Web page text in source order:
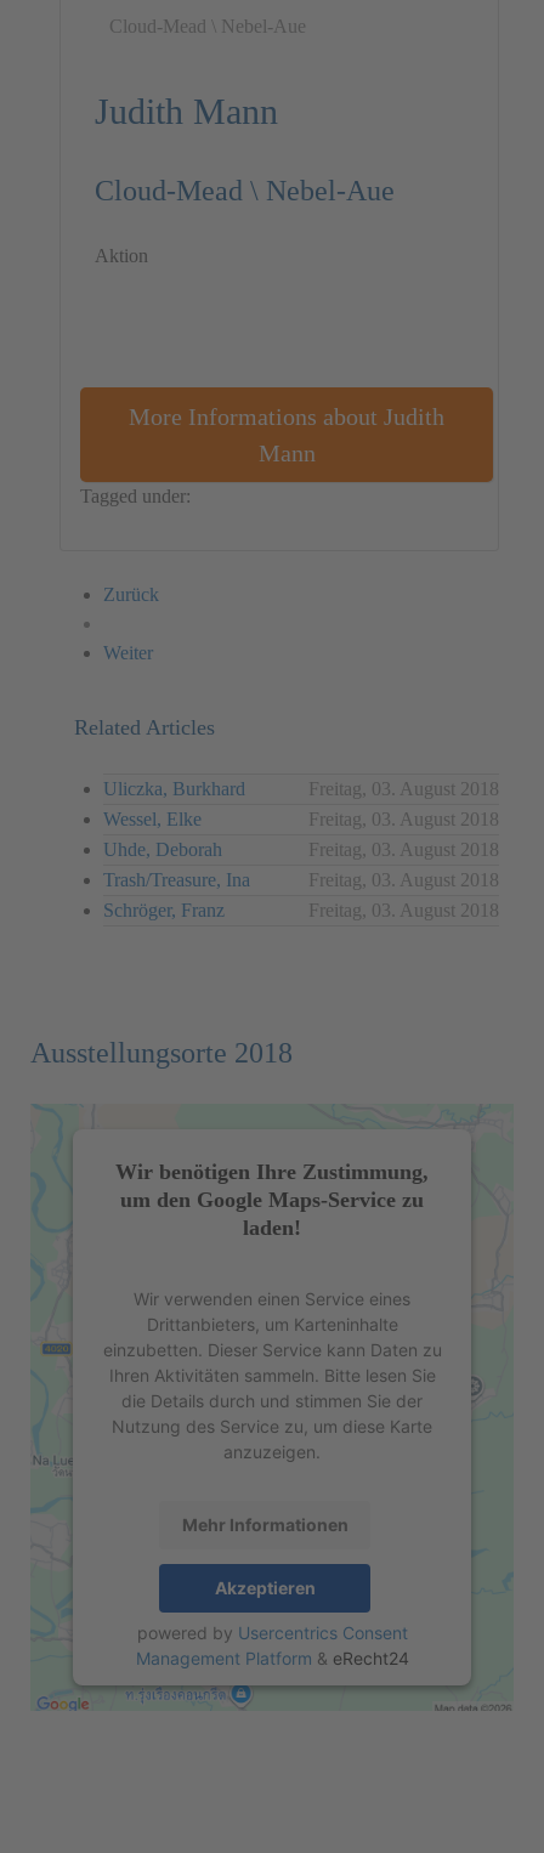
Cloud-Mead \ Nebel-Aue
Judith Mann
Cloud-Mead \ Nebel-Aue
Aktion
More Informations about Judith
Mann
Tagged under:
Zurück
Weiter
Related Articles
Uliczka, Burkhard
Freitag, 03. August 2018
Wessel, Elke
Freitag, 03. August 2018
Uhde, Deborah
Freitag, 03. August 2018
Trash/Treasure, Ina
Freitag, 03. August 2018
Schröger, Franz
Freitag, 03. August 2018
Ausstellungsorte 2018
Wir benötigen Ihre Zustimmung,
um den Google Maps-Service zu
laden!
Wir verwenden einen Service eines
Drittanbieters, um Karteninhalte
einzubetten. Dieser Service kann Daten zu
Ihren Aktivitäten sammeln. Bitte lesen Sie
die Details durch und stimmen Sie der
Nutzung des Service zu, um diese Karte
anzuzeigen.
Mehr Informationen
Akzeptieren
powered by Usercentrics Consent
Management Platform & eRecht24